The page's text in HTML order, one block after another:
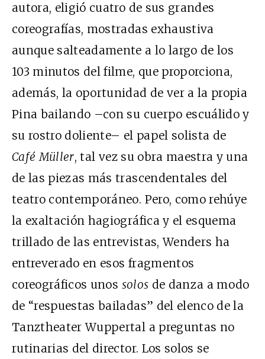
autora, eligió cuatro de sus grandes
coreografías, mostradas exhaustiva
aunque salteadamente a lo largo de los
103 minutos del filme, que proporciona,
además, la oportunidad de ver a la propia
Pina bailando –con su cuerpo escuálido y
su rostro doliente– el papel solista de
Café Müller, tal vez su obra maestra y una
de las piezas más trascendentales del
teatro contemporáneo. Pero, como rehúye
la exaltación hagiográfica y el esquema
trillado de las entrevistas, Wenders ha
entreverado en esos fragmentos
coreográficos unos solos de danza a modo
de “respuestas bailadas” del elenco de la
Tanztheater Wuppertal a preguntas no
rutinarias del director. Los solos se